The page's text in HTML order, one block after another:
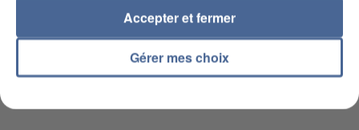
LES DONNÉES DE 300 000 CLIENTS DÉROBÉES À
Gérer mes choix
Accepter et fermer